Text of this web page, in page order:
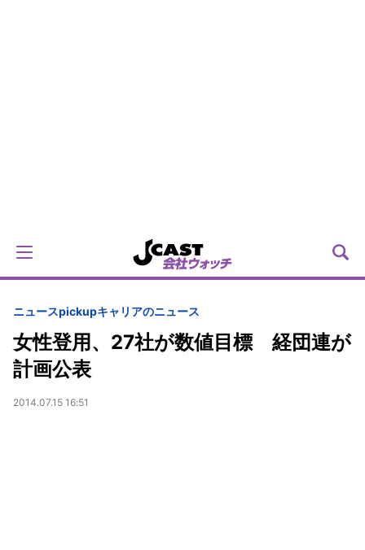
ニュースpickupキャリアのニュース
女性登用、27社が数値目標 経団連が
計画公表
2014.07.15 16:51